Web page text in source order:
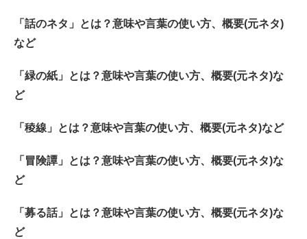
「話のネタ」とは？意味や言葉の使い方、概要(元ネタ)
など
「緑の紙」とは？意味や言葉の使い方、概要(元ネタ)な
ど
「稜線」とは？意味や言葉の使い方、概要(元ネタ)など
「冒険譚」とは？意味や言葉の使い方、概要(元ネタ)な
ど
「募る話」とは？意味や言葉の使い方、概要(元ネタ)な
ど